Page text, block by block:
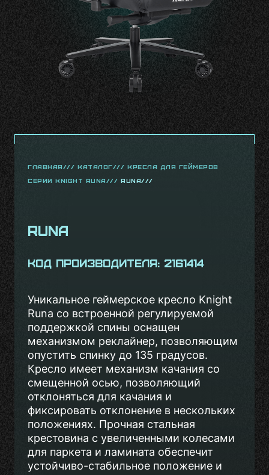
главная/// Каталог/// Кресла для геймеров
серии Knight Runa/// Runa///
Runa
Код производителя: 2161414
Уникальное геймерское кресло Knight
Runa со встроенной регулируемой
поддержкой спины оснащен
механизмом реклайнер, позволяющим
опустить спинку до 135 градусов.
Кресло имеет механизм качания со
смещенной осью, позволяющий
отклоняться для качания и
фиксировать отклонение в нескольких
положениях. Прочная стальная
крестовина с увеличенными колесами
для паркета и ламината обеспечит
устойчиво-стабильное положение и